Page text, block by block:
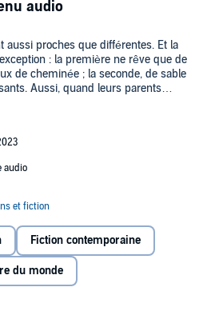
audio
aussi proches que différentes. Et la
: la première ne rêve que de
de cheminée ; la seconde, de sable
Aussi, quand leurs parents
un voyage surprise, Margot et
leurs valises avec un seul
l'agence de voyages a inversé leurs
il...
bottes de neige aux pieds, débarque
proche de zéro.
de faire aimer l'impossible ?
(P)2023 Lizzie, un département
Fiction contemporaine
du monde